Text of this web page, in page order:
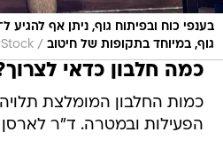
גוף, במיוחד בתקופות של חיטוב /
כמה חלבון כדאי
כמות החלבון המומלצת
הפעילות ובמטרה. ד"ר